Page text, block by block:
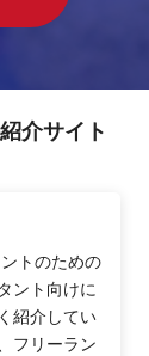
介サイト
トのための
ント向けに
紹介してい
フリーラン